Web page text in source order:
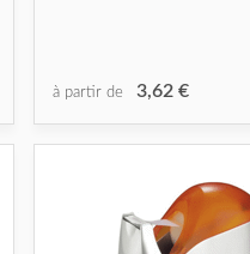
à partir de 3,62 €